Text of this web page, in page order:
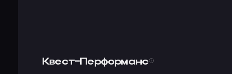
Квест-Перформанс